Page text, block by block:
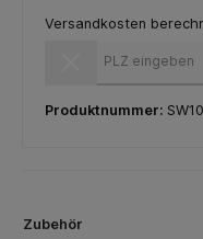
Versandkosten
Produktnummer:
Zubehör